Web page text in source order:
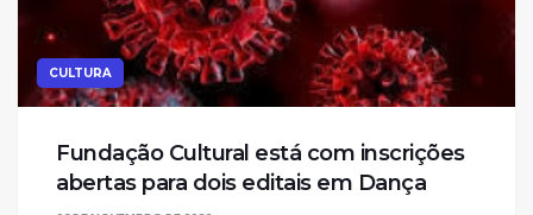
CULTURA
Fundação Cultural está com inscrições
abertas para dois editais em Dança